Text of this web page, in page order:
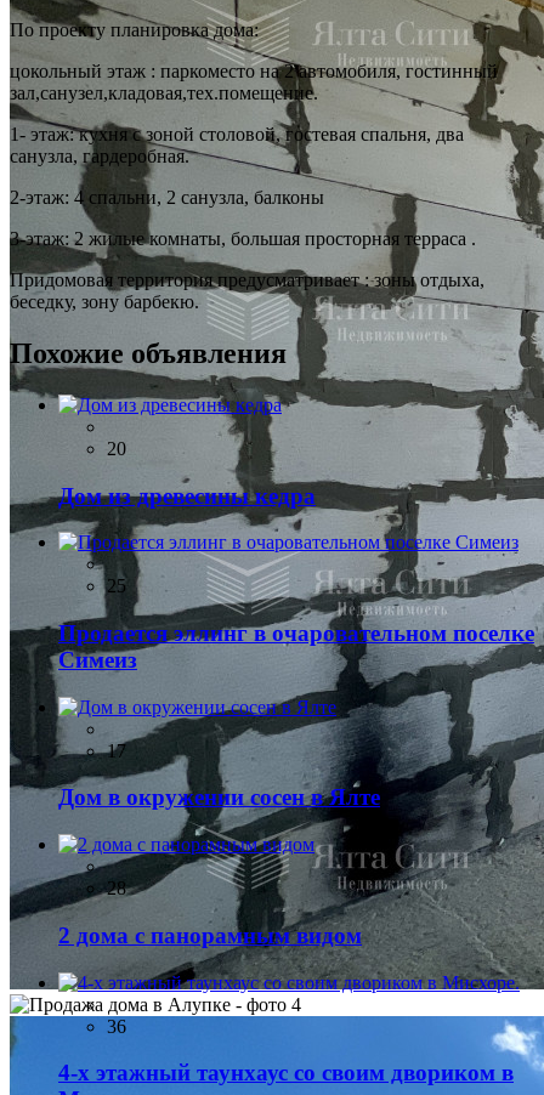
По проекту планировка дома:
цокольный этаж : паркоместо на 2 автомобиля, гостинный
зал,санузел,кладовая,тех.помещение.
1- этаж: кухня с зоной столовой, гостевая спальня, два
санузла, гардеробная.
2-этаж: 4 спальни, 2 санузла, балконы
3-этаж: 2 жилые комнаты, большая просторная терраса .
Придомовая территория предусматривает : зоны отдыха,
беседку, зону барбекю.
Похожие объявления
20
Дом из древесины кедра
25
Продается эллинг в очаровательном поселке
Симеиз
17
Дом в окружении сосен в Ялте
28
2 дома с панорамным видом
36
4-х этажный таунхаус со своим двориком в